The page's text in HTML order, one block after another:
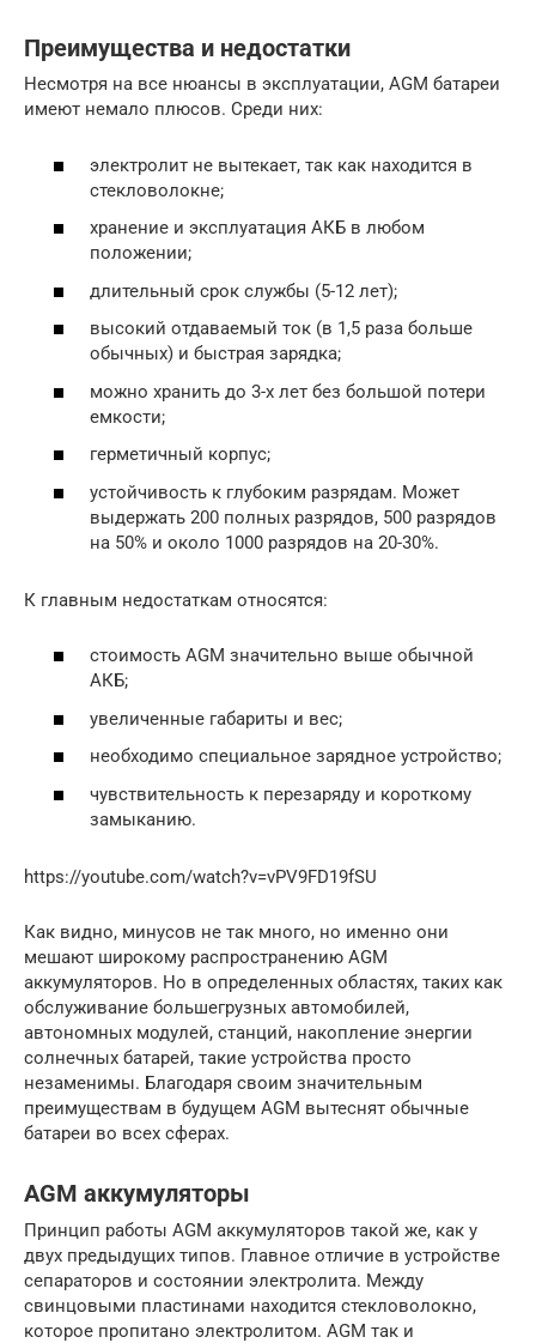
Преимущества и недостатки
Несмотря на все нюансы в эксплуатации, AGM батареи
имеют немало плюсов. Среди них:
электролит не вытекает, так как находится в
стекловолокне;
хранение и эксплуатация АКБ в любом
положении;
длительный срок службы (5-12 лет);
высокий отдаваемый ток (в 1,5 раза больше
обычных) и быстрая зарядка;
можно хранить до 3-х лет без большой потери
емкости;
герметичный корпус;
устойчивость к глубоким разрядам. Может
выдержать 200 полных разрядов, 500 разрядов
на 50% и около 1000 разрядов на 20-30%.
К главным недостаткам относятся:
стоимость AGM значительно выше обычной
АКБ;
увеличенные габариты и вес;
необходимо специальное зарядное устройство;
чувствительность к перезаряду и короткому
замыканию.
https://youtube.com/watch?v=vPV9FD19fSU
Как видно, минусов не так много, но именно они
мешают широкому распространению AGM
аккумуляторов. Но в определенных областях, таких как
обслуживание большегрузных автомобилей,
автономных модулей, станций, накопление энергии
солнечных батарей, такие устройства просто
незаменимы. Благодаря своим значительным
преимуществам в будущем AGM вытеснят обычные
батареи во всех сферах.
AGM аккумуляторы
Принцип работы AGM аккумуляторов такой же, как у
двух предыдущих типов. Главное отличие в устройстве
сепараторов и состоянии электролита. Между
свинцовыми пластинами находится стекловолокно,
которое пропитано электролитом. AGM так и